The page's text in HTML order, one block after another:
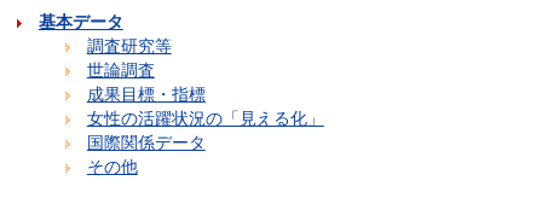
基本データ
調査研究等
世論調査
成果目標・指標
女性の活躍状況の「見える化」
国際関係データ
その他